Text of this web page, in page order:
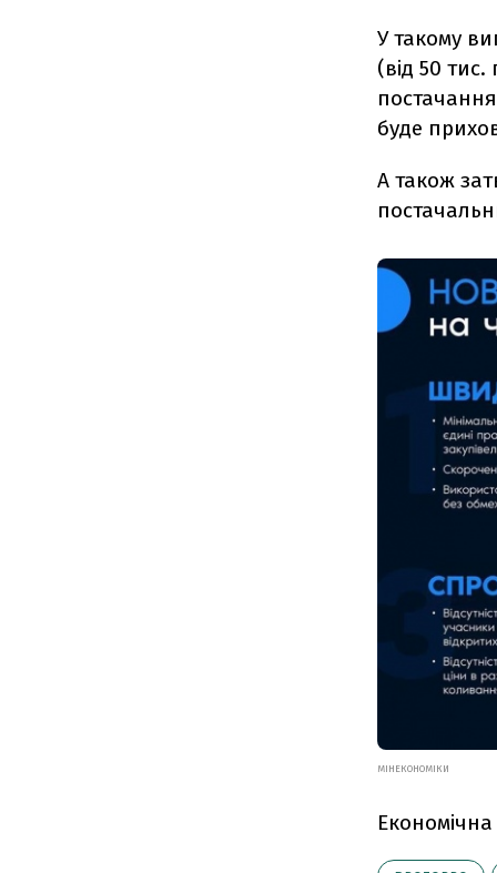
У такому
(від 50
буде
А також
МІНЕКОНОМІКИ